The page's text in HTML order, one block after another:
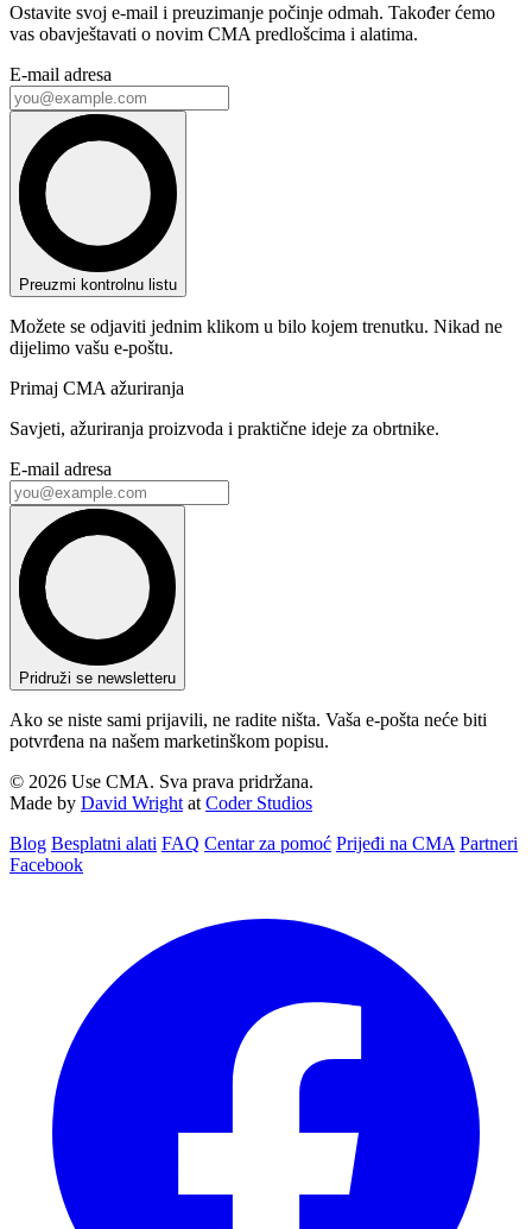
Ostavite svoj e-mail i preuzimanje počinje odmah. Također ćemo
vas obavještavati o novim CMA predlošcima i alatima.
E-mail adresa
Preuzmi kontrolnu listu
Možete se odjaviti jednim klikom u bilo kojem trenutku. Nikad ne
dijelimo vašu e-poštu.
Primaj CMA ažuriranja
Savjeti, ažuriranja proizvoda i praktične ideje za obrtnike.
E-mail adresa
Pridruži se newsletteru
Ako se niste sami prijavili, ne radite ništa. Vaša e-pošta neće biti
potvrđena na našem marketinškom popisu.
© 2026 Use CMA. Sva prava pridržana.
Made by David Wright at Coder Studios
Blog‎ Besplatni alati FAQ Centar za pomoć Prijeđi na CMA Partneri
Facebook